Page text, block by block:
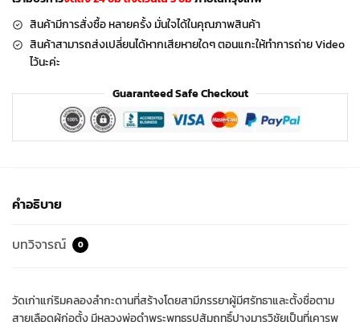
สินค้ามีการสั่งซื้อ หลายครั้ง มั่นใจได้ในคุณภาพสินค้า
สินค้าสามารถส่งเปลี่ยนได้หากเสียหายใดๆ ตอนแกะให้ทำการถ่าย Video
ไว้นะค่ะ
Guaranteed Safe Checkout
คำอธิบาย
บทวิจารณ์ 0
วัดเก่าแก่ริมคลองลำกะดานที่สร้างโดยสามีภรรยาผู้มีศรัทธาและตั้งชื่อตาม
สายเลือดผู้ก่อตั้ง มีหลวงพ่อดำพระพุทธรูปสัมฤทธิ์ปางมารวิชัยเป็นที่เคารพ